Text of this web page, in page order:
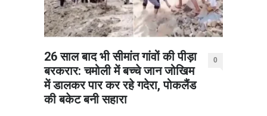
26 साल बाद भी सीमांत गांवों की पीड़ा
बरकरार: चमोली में बच्चे जान जोखिम
में डालकर पार कर रहे गदेरा, पोकलैंड
की बकेट बनी सहारा
0